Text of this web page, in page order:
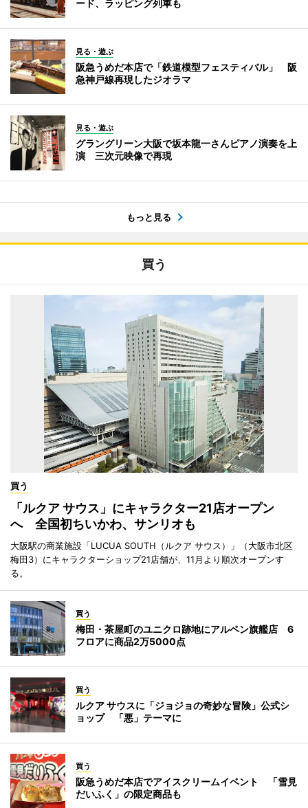
ード、ラッピング列車も
見る・遊ぶ
阪急うめだ本店で「鉄道模型フェスティバル」 阪
急神戸線再現したジオラマ
見る・遊ぶ
グラングリーン大阪で坂本龍一さんピアノ演奏を上
演 三次元映像で再現
もっと見る
買う
買う
「ルクア サウス」にキャラクター21店オープン
へ 全国初ちいかわ、サンリオも
大阪駅の商業施設「LUCUA SOUTH（ルクア サウス）」（大阪市北区
梅田3）にキャラクターショップ21店舗が、11月より順次オープンす
る。
買う
梅田・茶屋町のユニクロ跡地にアルペン旗艦店 6
フロアに商品2万5000点
買う
ルクア サウスに「ジョジョの奇妙な冒険」公式シ
ョップ 「悪」テーマに
買う
阪急うめだ本店でアイスクリームイベント 「雪見
だいふく」の限定商品も